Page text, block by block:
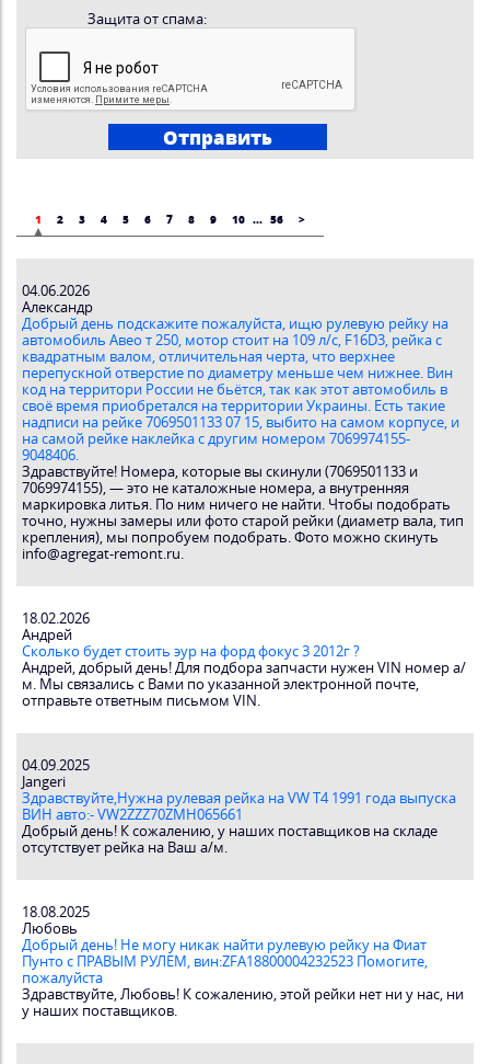
Защита от спама:
1 2 3 4 5 6 7 8 9 10 ... 56 >
04.06.2026
Александр
Добрый день подскажите пожалуйста, ищю рулевую рейку на
автомобиль Авео т 250, мотор стоит на 109 л/с, F16D3, рейка с
квадратным валом, отличительная черта, что верхнее
перепускной отверстие по диаметру меньше чем нижнее. Вин
код на территори России не бьётся, так как этот автомобиль в
своё время приобретался на территории Украины. Есть такие
надписи на рейке 7069501133 07 15, выбито на самом корпусе, и
на самой рейке наклейка с другим номером 7069974155-
9048406.
Здравствуйте! Номера, которые вы скинули (7069501133 и
7069974155), — это не каталожные номера, а внутренняя
маркировка литья. По ним ничего не найти. Чтобы подобрать
точно, нужны замеры или фото старой рейки (диаметр вала, тип
крепления), мы попробуем подобрать. Фото можно скинуть
info@agregat-remont.ru.
18.02.2026
Андрей
Сколько будет стоить эур на форд фокус 3 2012г ?
Андрей, добрый день! Для подбора запчасти нужен VIN номер а/
м. Мы связались с Вами по указанной электронной почте,
отправьте ответным письмом VIN.
04.09.2025
Jangeri
Здравствуйте,Нужна рулевая рейка на VW T4 1991 года выпуска
ВИН авто:- VW2ZZZ70ZMH065661
Добрый день! К сожалению, у наших поставщиков на складе
отсутствует рейка на Ваш а/м.
18.08.2025
Любовь
Добрый день! Не могу никак найти рулевую рейку на Фиат
Пунто с ПРАВЫМ РУЛЕМ, вин:ZFA18800004232523 Помогите,
пожалуйста
Здравствуйте, Любовь! К сожалению, этой рейки нет ни у нас, ни
у наших поставщиков.